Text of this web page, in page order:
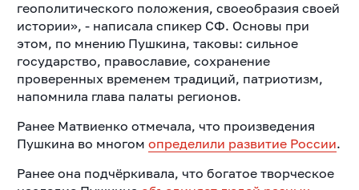
геополитического положения, своеобразия своей
истории», - написала спикер СФ. Основы при
этом, по мнению Пушкина, таковы: сильное
государство, православие, сохранение
проверенных временем традиций, патриотизм,
напомнила глава палаты регионов.
Ранее Матвиенко отмечала, что произведения
Пушкина во многом определили развитие России.
Ранее она подчёркивала, что богатое творческое